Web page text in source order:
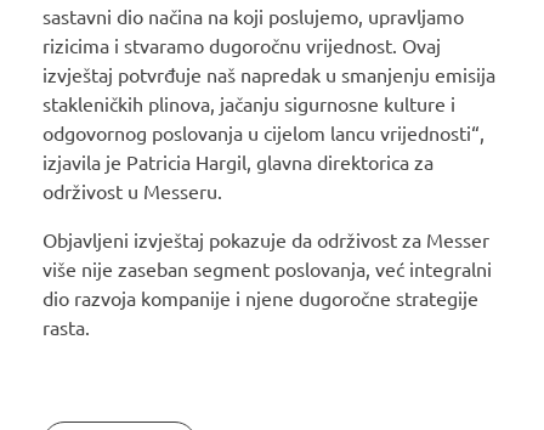
sastavni dio načina na koji poslujemo, upravljamo
rizicima i stvaramo dugoročnu vrijednost. Ovaj
izvještaj potvrđuje naš napredak u smanjenju emisija
stakleničkih plinova, jačanju sigurnosne kulture i
odgovornog poslovanja u cijelom lancu vrijednosti“,
izjavila je Patricia Hargil, glavna direktorica za
održivost u Messeru.
Objavljeni izvještaj pokazuje da održivost za Messer
više nije zaseban segment poslovanja, već integralni
dio razvoja kompanije i njene dugoročne strategije
rasta.